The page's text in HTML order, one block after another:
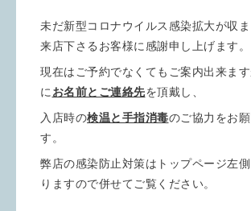
未だ新型コロナウイルス感染拡大が収
来店下さるお客様に感謝申し上げます。
現在はご予約でなくてもご案内出来ま
に お名前とご連絡先を頂戴し、
入店時の検温と手指消毒のご協力をお
す。
弊店の感染防止対策はトップページ左
りますので併せてご覧ください。